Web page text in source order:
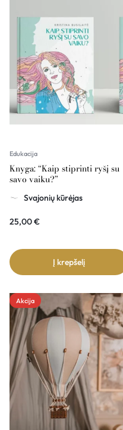
Edukacija
Knyga: “Kaip stiprinti ryšį su
savo vaiku?”
Svajonių kūrėjas
25,00€
Į krepšelį
Akcija